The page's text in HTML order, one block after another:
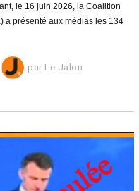
le 16 juin 2026, la Coalition
a présenté aux médias les 134
par Le Jalon